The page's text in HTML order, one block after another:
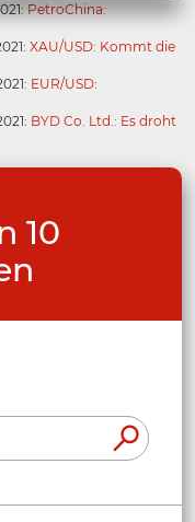
PetroChina:
XAU/USD: Kommt die
EUR/USD:
BYD Co. Ltd.: Es droht
10